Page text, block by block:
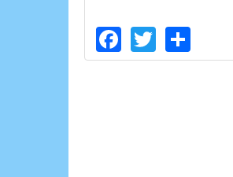
Facebook
Twitter